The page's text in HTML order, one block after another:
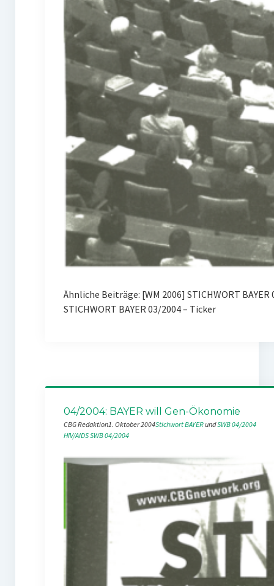
Ähnliche Beiträge: [WM 2006] STICHWORT
STICHWORT BAYER 03/2004 – Ticker
04/2004: BAYER will Gen-Ökonomie
CBG Redaktion1. Oktober 2004Stichwort BAYER und SWB 04/2004
HIV/AIDSSWB 04/2004